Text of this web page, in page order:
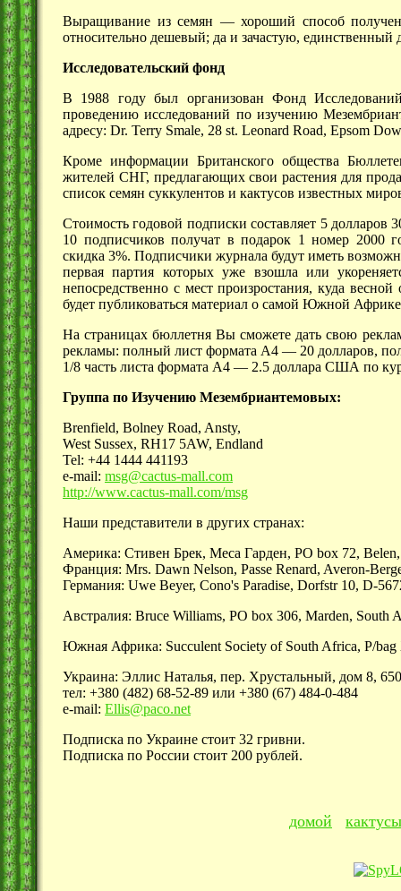
Выращивание из семян — хороший способ
относительно дешевый; да и зачастую,
Исследовательский фонд
В 1988 году был организован Фонд
проведению исследований по изучению
адресу: Dr. Terry Smale, 28 st. Leonard Road, Epsom
Кроме информации Британского общества
жителей СНГ, предлагающих свои растения для
список семян суккулентов и кактусов известных
Стоимость годовой подписки составляет 5
10 подписчиков получат в подарок 1 номер 2000
скидка 3%. Подписчики журнала будут иметь
первая партия которых уже взошла или
непосредственно с мест произростания, куда
будет публиковаться материал о самой Южной
На страницах бюллетня Вы сможете дать свою
рекламы: полный лист формата А4 — 20 долларов,
1/8 часть листа формата А4 — 2.5 доллара США по
Группа по Изучению Мезембриантемовых:
Brenfield, Bolney Road, Ansty,
West Sussex, RH17 5AW, Endland
Tel: +44 1444 441193
e-mail: msg@cactus-mall.com
http://www.cactus-mall.com/msg
Наши представители в других странах:
Америка: Стивен Брек, Меса Гарден, PO box 72,
Франция: Mrs. Dawn Nelson, Passe Renard, Averon-
Германия: Uwe Beyer, Cono's Paradise, Dorfstr 10, D-
Австралия: Bruce Williams, PO box 306, Marden, South
Южная Африка: Succulent Society of South Africa, P/
Украина: Эллис Наталья, пер. Хрустальный, дом 8,
тел: +380 (482) 68-52-89 или +380 (67) 484-0-484
е-mail: Ellis@paco.net
Подписка по Украине стоит 32 гривни.
Подписка по России стоит 200 рублей.
домой кактусы